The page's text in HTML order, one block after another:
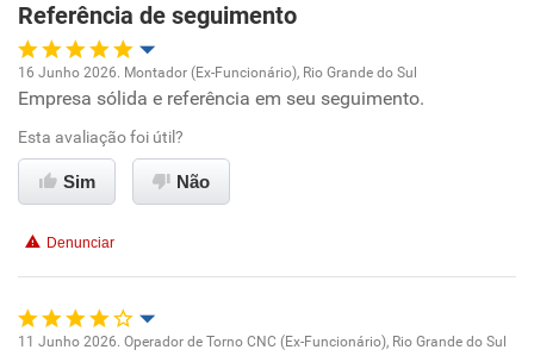
Referência de seguimento
Oportunidade de promoção
Ambiente de trabalho
Benefícios
Recomenda esta empresa
16 Junho 2026. Montador (Ex-Funcionário), Rio Grande do Sul
Empresa sólida e referência em seu seguimento.
Esta avaliação foi útil?
Sim Não
Denunciar
11 Junho 2026. Operador de Torno CNC (Ex-Funcionário), Rio Grande do Sul